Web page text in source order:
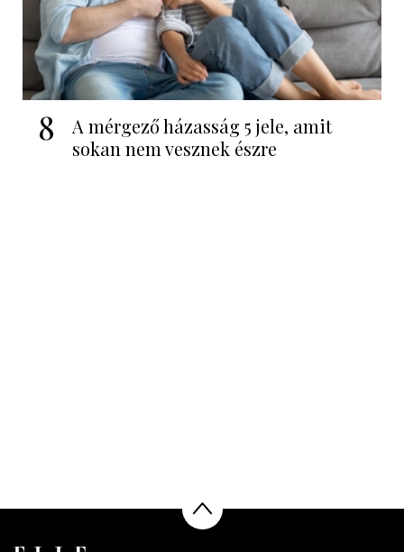
8
A mérgező házasság 5 jele, amit
sokan nem vesznek észre